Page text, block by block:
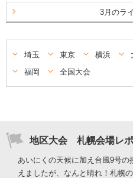
3月のラ
埼玉 東京 横浜
福岡
全国大会
地区大会 札幌会場レポ
あいにくの天候に加え台風9号
えましたが、なんと晴れ！札幌